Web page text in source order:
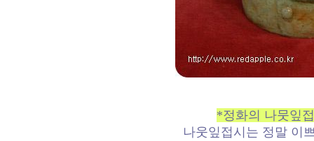
*정화의 나뭇잎
나웃잎접시는 정말 이